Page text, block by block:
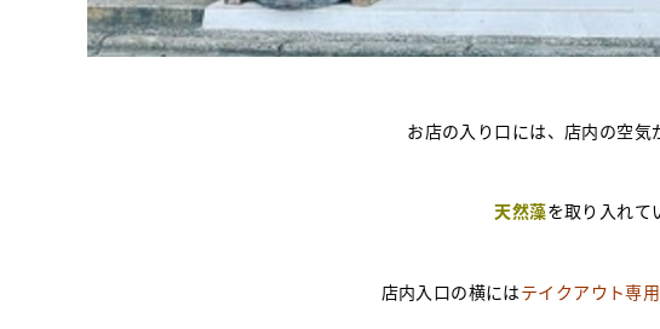
お店の入り口には、店内の空気
天然藻を取り入れて
店内入口の横にはテイクアウト専